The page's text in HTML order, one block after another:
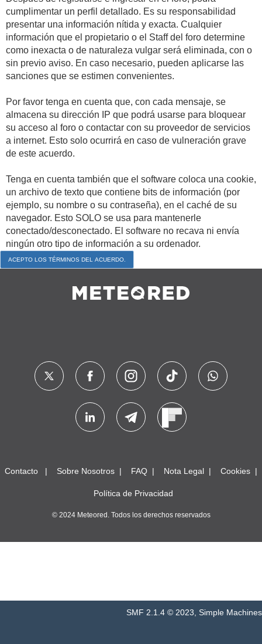
cumplimentar un perfil detallado. Es su responsabilidad
presentar una información nítida y exacta. Cualquier
información que el propietario o el Staff del foro determine
como inexacta o de naturaleza vulgar será eliminada, con o
sin previo aviso. En caso necesario, pueden aplicarse las
sanciones que se estimen convenientes.
Por favor tenga en cuenta que, con cada mensaje, se
almacena su dirección IP que podrá usarse para bloquear
su acceso al foro o contactar con su proveedor de servicios
a internet. Esto solo ocurrirá en caso de vulneración grave
de este acuerdo.
Tenga en cuenta también que el software coloca una cookie,
un archivo de texto que contiene bits de información (por
ejemplo, su nombre o su contraseña), en el caché de su
navegador. Esto SOLO se usa para mantenerle
conectado/desconectado. El software no recava ni envía
ningún otro tipo de información a su ordenador.
Contacto Sobre Nosotros FAQ Nota Legal Cookies
Política de Privacidad
© 2024 Meteored. Todos los derechos reservados
SMF 2.1.4 © 2023 Simple Machines